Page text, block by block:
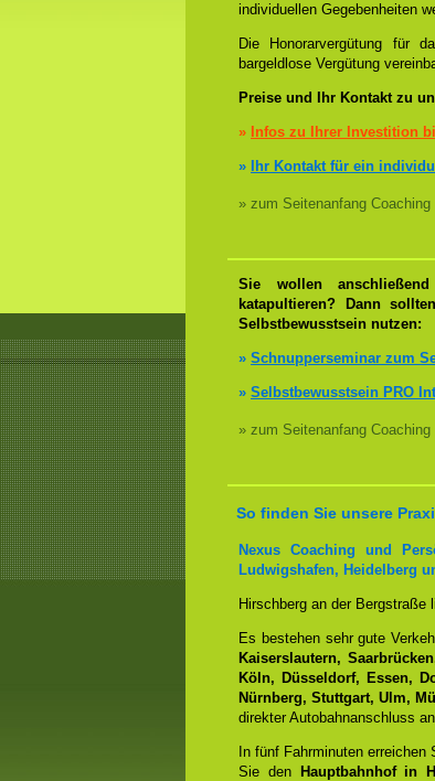
individuellen Gegebenheiten
Die Honorarvergütung für
bargeldlose Vergütung
Preise und Ihr Kontakt zu
» Infos zu Ihrer Investition
» Ihr Kontakt für ein
» zum Seitenanfang
Sie wollen
katapultieren? Dann
Selbstbewusstsein nutzen:
» Schnupperseminar zum
» Selbstbewusstsein PRO
» zum Seitenanfang
So finden Sie unsere
Nexus Coaching und
Ludwigshafen, Heidelberg
Hirschberg an der Bergstraße
Es bestehen sehr gute
Kaiserslautern,
Köln, Düsseldorf, Essen,
Nürnberg, Stuttgart, Ulm,
direkter Autobahnanschluss
In fünf Fahrminuten erreichen
Sie den
Hauptbahnhof in